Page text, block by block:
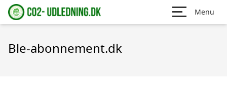
Menu
Ble-abonnement.dk